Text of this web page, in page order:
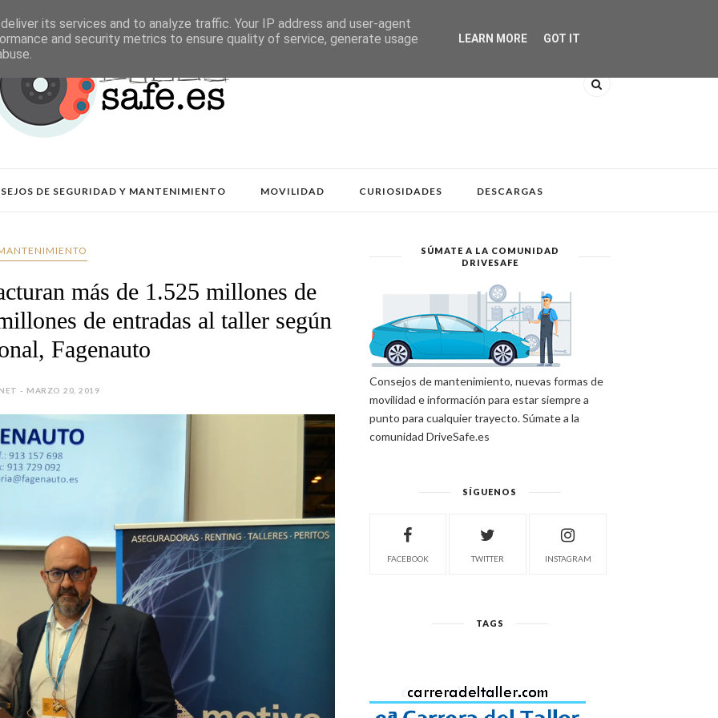
DE SEGURIDAD Y MANTENIMIENTO MOVILIDAD CURIOSIDADES DESCARGAS
más de 1.525 millones de
de entradas al taller según
Fagenauto
- MARZO 20, 2019
SÚMATE A LA COMUNIDAD
DRIVESAFE
Consejos de mantenimiento, nuevas formas de
movilidad e información para estar siempre a
punto para cualquier trayecto. Súmate a la
comunidad DriveSafe.es
SÍGUENOS
FACEBOOK TWITTER INSTAGRAM
TAGS
its services and to analyze traffic. Your IP address and user-agent
and security metrics to ensure quality of service, generate usage
LEARN MORE GOT IT